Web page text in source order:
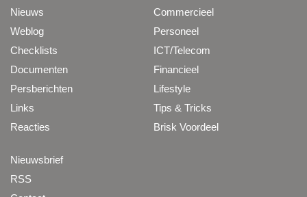
Nieuws
Weblog
Checklists
Documenten
Persberichten
Links
Reacties
Commercieel
Personeel
ICT/Telecom
Financieel
Lifestyle
Tips & Tricks
Brisk Voordeel
Nieuwsbrief
RSS